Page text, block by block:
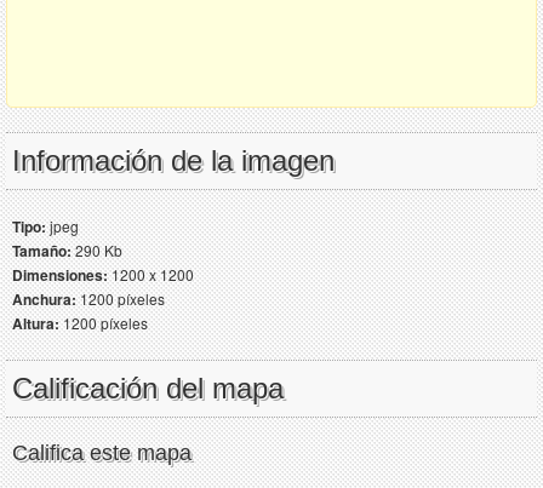
Información de la imagen
Tipo:jpeg
Tamaño:290 Kb
Dimensiones:1200 x 1200
Anchura:1200 píxeles
Altura:1200 píxeles
Calificación del mapa
Califica este mapa